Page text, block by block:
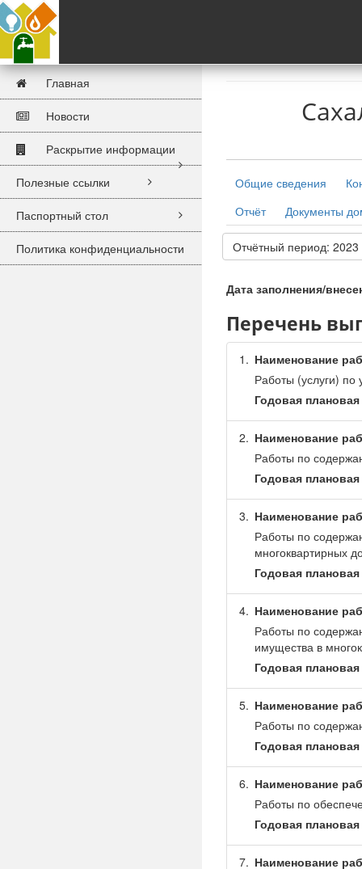
Главная
Новости
Раскрытие информации
Полезные ссылки
Паспортный стол
Политика конфиденциальности
Общие сведения
Отчёт
Документы
Отчётный период:
Дата заполнения/
Перечень
1. Наименование
Работы (услуги)
Годовая
2. Наименование
Работы по
Годовая
3. Наименование
Работы по
многоквартирных
Годовая
4. Наименование
Работы по
имущества в
Годовая
5. Наименование
Работы по
Годовая
6. Наименование
Работы по
Годовая
7. Наименование